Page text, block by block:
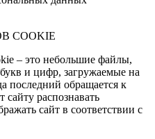
COOKIE
– это небольшие файлы,
и цифр, загружаемые на
последний обращается к
распознавать
сайт в соответствии с